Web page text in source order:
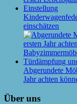
einschätzen
Abgerundete
Jahr achten
Über uns